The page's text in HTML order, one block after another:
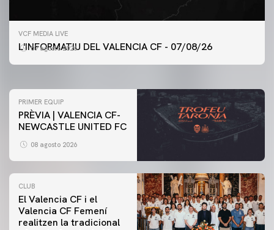
VCF MEDIA LIVE
L'INFORMATIU DEL VALENCIA CF - 07/08/26
07 agosto 2026
PRIMER EQUIP
ENTRENAMENT DEL VALENCIA CF 7/8/2026
PRIMER EQUIP
PRÈVIA | VALENCIA CF-
NEWCASTLE UNITED FC
08 agosto 2026
CLUB
El Valencia CF i el
Valencia CF Femení
realitzen la tradicional